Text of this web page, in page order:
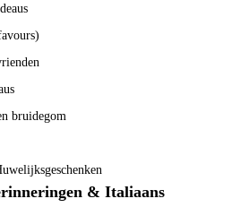
bruidegom
& Italiaans